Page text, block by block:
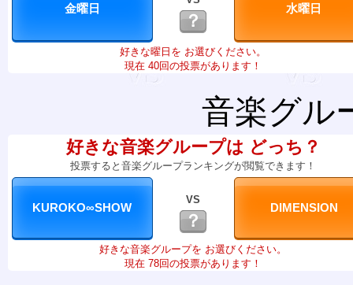
？
好きな曜日を お選びください。
現在 40回の投票があります！
音楽グル
好きな音楽グループは どっち？
投票すると音楽グループランキングが閲覧できます！
VS
？
好きな音楽グループを お選びください。
現在 78回の投票があります！